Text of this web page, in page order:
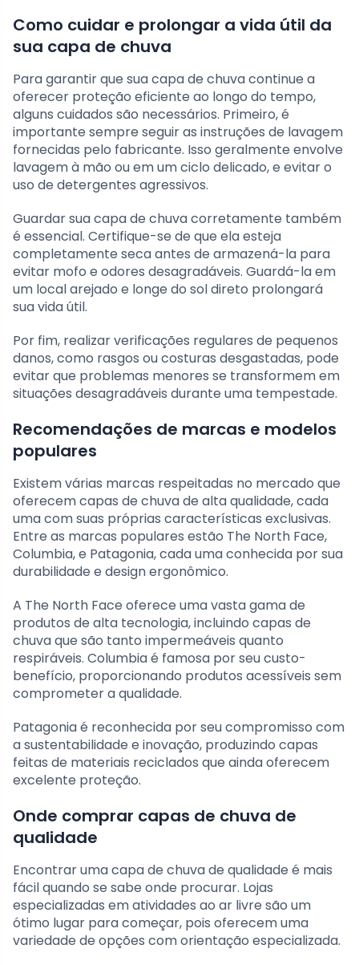
Como cuidar e prolongar a vida útil da
sua capa de chuva
Para garantir que sua capa de chuva continue a
oferecer proteção eficiente ao longo do tempo,
alguns cuidados são necessários. Primeiro, é
importante sempre seguir as instruções de lavagem
fornecidas pelo fabricante. Isso geralmente envolve
lavagem à mão ou em um ciclo delicado, e evitar o
uso de detergentes agressivos.
Guardar sua capa de chuva corretamente também
é essencial. Certifique-se de que ela esteja
completamente seca antes de armazená-la para
evitar mofo e odores desagradáveis. Guardá-la em
um local arejado e longe do sol direto prolongará
sua vida útil.
Por fim, realizar verificações regulares de pequenos
danos, como rasgos ou costuras desgastadas, pode
evitar que problemas menores se transformem em
situações desagradáveis durante uma tempestade.
Recomendações de marcas e modelos
populares
Existem várias marcas respeitadas no mercado que
oferecem capas de chuva de alta qualidade, cada
uma com suas próprias características exclusivas.
Entre as marcas populares estão The North Face,
Columbia, e Patagonia, cada uma conhecida por sua
durabilidade e design ergonômico.
A The North Face oferece uma vasta gama de
produtos de alta tecnologia, incluindo capas de
chuva que são tanto impermeáveis quanto
respiráveis. Columbia é famosa por seu custo-
benefício, proporcionando produtos acessíveis sem
comprometer a qualidade.
Patagonia é reconhecida por seu compromisso com
a sustentabilidade e inovação, produzindo capas
feitas de materiais reciclados que ainda oferecem
excelente proteção.
Onde comprar capas de chuva de
qualidade
Encontrar uma capa de chuva de qualidade é mais
fácil quando se sabe onde procurar. Lojas
especializadas em atividades ao ar livre são um
ótimo lugar para começar, pois oferecem uma
variedade de opções com orientação especializada.